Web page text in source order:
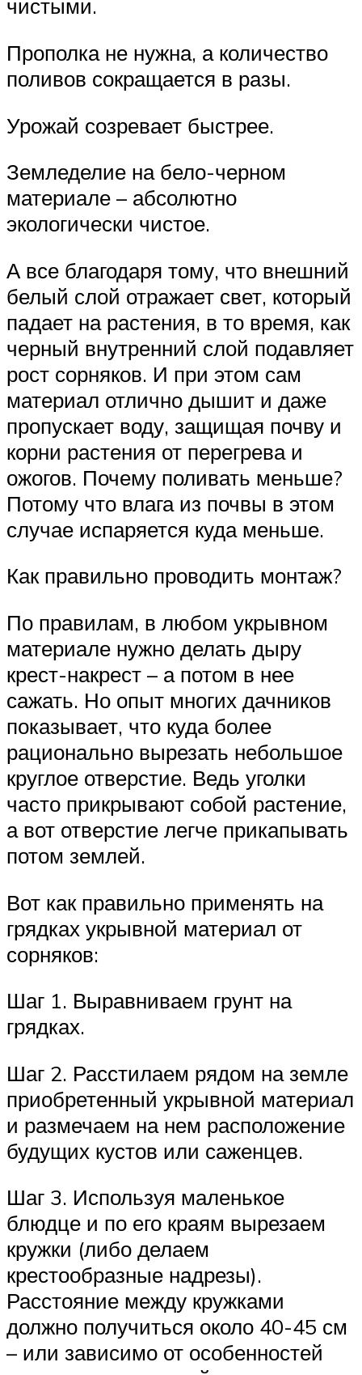
чистыми.
Прополка не нужна, а количество
поливов сокращается в разы.
Урожай созревает быстрее.
Земледелие на бело-черном
материале – абсолютно
экологически чистое.
А все благодаря тому, что внешний
белый слой отражает свет, который
падает на растения, в то время, как
черный внутренний слой подавляет
рост сорняков. И при этом сам
материал отлично дышит и даже
пропускает воду, защищая почву и
корни растения от перегрева и
ожогов. Почему поливать меньше?
Потому что влага из почвы в этом
случае испаряется куда меньше.
Как правильно проводить монтаж?
По правилам, в любом укрывном
материале нужно делать дыру
крест-накрест – а потом в нее
сажать. Но опыт многих дачников
показывает, что куда более
рационально вырезать небольшое
круглое отверстие. Ведь уголки
часто прикрывают собой растение,
а вот отверстие легче прикапывать
потом землей.
Вот как правильно применять на
грядках укрывной материал от
сорняков:
Шаг 1. Выравниваем грунт на
грядках.
Шаг 2. Расстилаем рядом на земле
приобретенный укрывной материал
и размечаем на нем расположение
будущих кустов или саженцев.
Шаг 3. Используя маленькое
блюдце и по его краям вырезаем
кружки (либо делаем
крестообразные надрезы).
Расстояние между кружками
должно получиться около 40-45 см
– или зависимо от особенностей